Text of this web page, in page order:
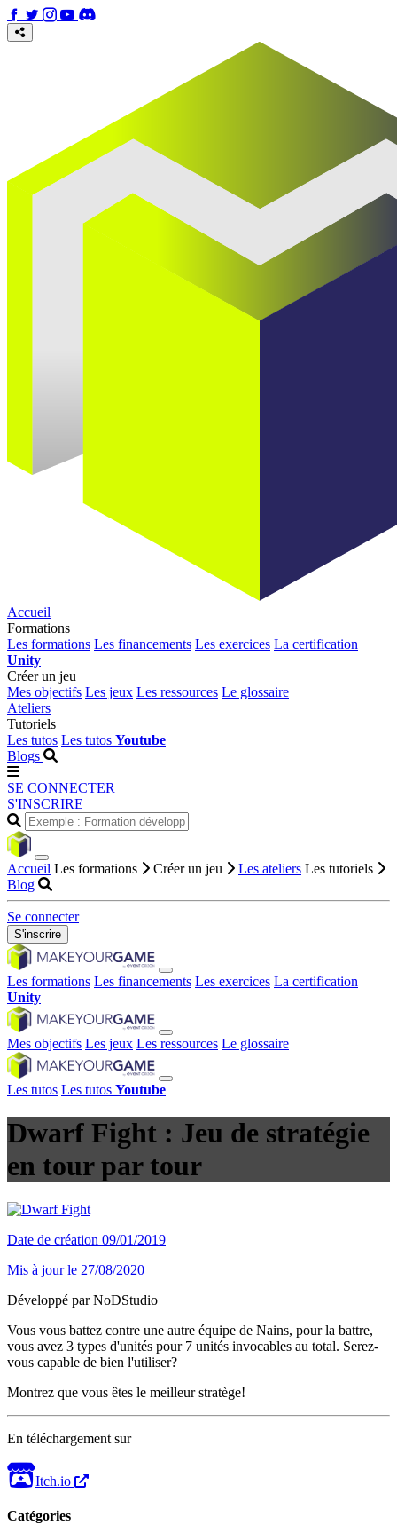
Accueil
Formations
Les formations Les financements Les exercices La certification
Unity
Créer un jeu
Mes objectifs Les jeux Les ressources Le glossaire
Ateliers
Tutoriels
Les tutos Les tutos Youtube
Blogs
SE CONNECTER
S'INSCRIRE
Accueil Les formations Créer un jeu Les ateliers Les tutoriels
Blog
Se connecter
S'inscrire
Les formations Les financements Les exercices La certification
Unity
Mes objectifs Les jeux Les ressources Le glossaire
Les tutos Les tutos Youtube
Dwarf Fight : Jeu de stratégie
en tour par tour
Date de création 09/01/2019
Mis à jour le 27/08/2020
Développé par NoDStudio
Vous vous battez contre une autre équipe de Nains, pour la battre,
vous avez 3 types d'unités pour 7 unités invocables au total. Serez-
vous capable de bien l'utiliser?
Montrez que vous êtes le meilleur stratège!
En téléchargement sur
Itch.io
Catégories